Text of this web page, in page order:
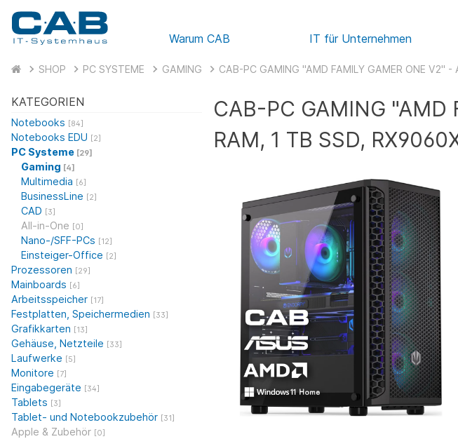
Warum CAB IT für Unternehmen
SHOP PC SYSTEME GAMING CAB-PC GAMING "AMD FAMILY GAMER ONE V2"
KATEGORIEN
Notebooks [84]
Notebooks EDU [2]
PC Systeme [29]
Gaming [4]
Multimedia [6]
BusinessLine [2]
CAD [3]
All-in-One [0]
Nano-/SFF-PCs [12]
Einsteiger-Office [2]
Prozessoren [29]
Mainboards [6]
Arbeitsspeicher [17]
Festplatten, Speichermedien [33]
Grafikkarten [13]
Gehäuse, Netzteile [33]
Laufwerke [5]
Monitore [7]
Eingabegeräte [34]
Tablets [3]
Tablet- und Notebookzubehör [31]
Apple & Zubehör [0]
CAB-PC GAMING "AMD
RAM, 1 TB SSD,